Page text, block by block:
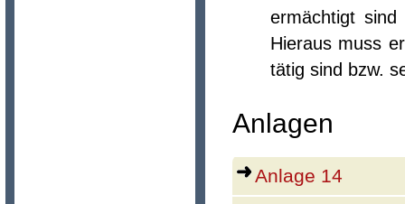
ermächtigt
Hieraus muss
tätig sind bzw.
Anlagen
Anlage 14